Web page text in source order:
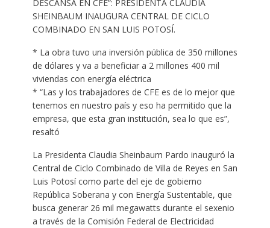
DESCANSA EN CFE”: PRESIDENTA CLAUDIA
SHEINBAUM INAUGURA CENTRAL DE CICLO
COMBINADO EN SAN LUIS POTOSÍ.
* La obra tuvo una inversión pública de 350 millones
de dólares y va a beneficiar a 2 millones 400 mil
viviendas con energía eléctrica
* “Las y los trabajadores de CFE es de lo mejor que
tenemos en nuestro país y eso ha permitido que la
empresa, que esta gran institución, sea lo que es”,
resaltó
La Presidenta Claudia Sheinbaum Pardo inauguró la
Central de Ciclo Combinado de Villa de Reyes en San
Luis Potosí como parte del eje de gobierno
República Soberana y con Energía Sustentable, que
busca generar 26 mil megawatts durante el sexenio
a través de la Comisión Federal de Electricidad